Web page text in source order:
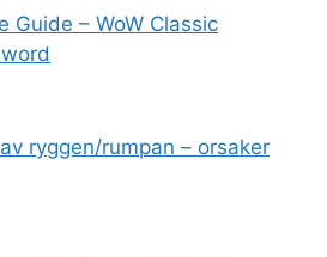
Guide – WoW Classic
ryggen/rumpan – orsaker